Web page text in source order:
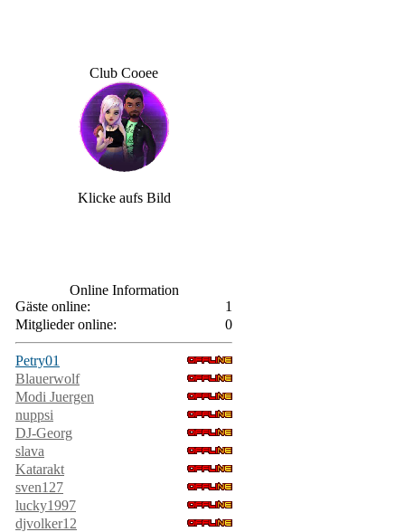
Club Cooee
Klicke aufs Bild
Online Information
Gäste online:
1
Mitglieder online:
0
Petry01
Blauerwolf
Modi Juergen
nuppsi
DJ-Georg
slava
Katarakt
sven127
lucky1997
djvolker12